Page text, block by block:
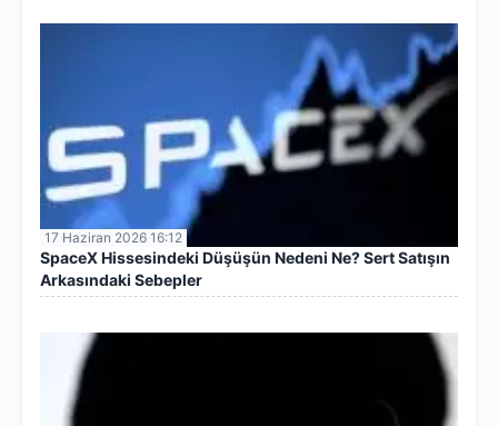
17 Haziran 2026 16:12
SpaceX Hissesindeki Düşüşün Nedeni Ne? Sert Satışın
Arkasındaki Sebepler